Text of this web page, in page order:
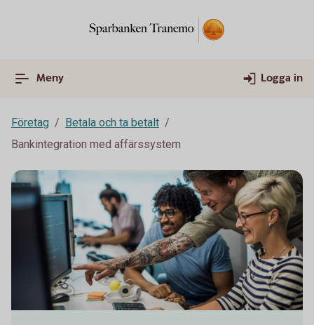
Meny Logga in
Företag
Betala och ta betalt
Bankintegration med affärssystem